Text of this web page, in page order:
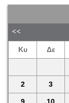
Κυ Δε
2 3